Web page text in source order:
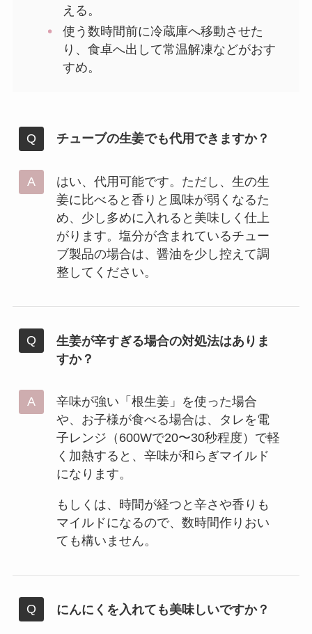
える。
使う数時間前に冷蔵庫へ移動させた
り、食卓へ出して常温解凍などがおす
すめ。
チューブの生姜でも代用できますか？
はい、代用可能です。ただし、生の生
姜に比べると香りと風味が弱くなるた
め、少し多めに入れると美味しく仕上
がります。塩分が含まれているチュー
ブ製品の場合は、醤油を少し控えて調
整してください。
生姜が辛すぎる場合の対処法はありま
すか？
辛味が強い「根生姜」を使った場合
や、お子様が食べる場合は、タレを電
子レンジ（600Wで20〜30秒程度）で軽
く加熱すると、辛味が和らぎマイルド
になります。
もしくは、時間が経つと辛さや香りも
マイルドになるので、数時間作りおい
ても構いません。
にんにくを入れても美味しいですか？